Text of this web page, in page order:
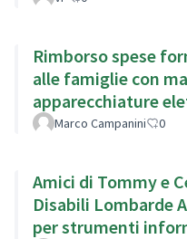
Rimborso spese
alle famiglie con
apparecchiature
Marco Campanini 0
Amici di Tommy e
Disabili Lombarde
per strumenti